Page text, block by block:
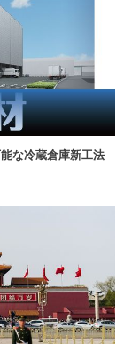
な冷蔵倉庫新工法